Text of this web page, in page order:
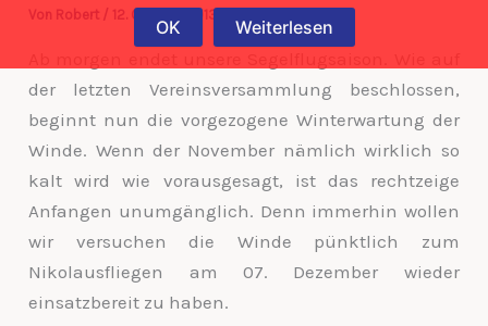
Von Robert / 12. Oktober 2013
der letzten Vereinsversammlung beschlossen,
beginnt nun die vorgezogene Winterwartung der
Winde. Wenn der November nämlich wirklich so
kalt wird wie vorausgesagt, ist das rechtzeige
Anfangen unumgänglich. Denn immerhin wollen
wir versuchen die Winde pünktlich zum
Nikolausfliegen am 07. Dezember wieder
einsatzbereit zu haben.
OK Weiterlesen